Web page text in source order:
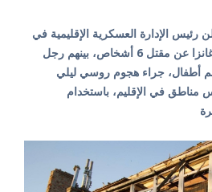
رئيس الإدارة العسكرية الإقليمية في
دنيبروبيتروفسك أولكسندر غانزا عن مقتل 6 أشخاص، بينهم رجل
36 آخرين بينهم أطفال، جراء هجوم روسي ليلي
مناطق في الإقليم، باستخدام